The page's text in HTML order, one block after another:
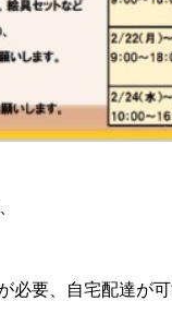
必要、自宅配達が